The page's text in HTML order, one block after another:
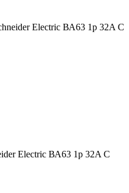
Electric ВА63 1р 32A C